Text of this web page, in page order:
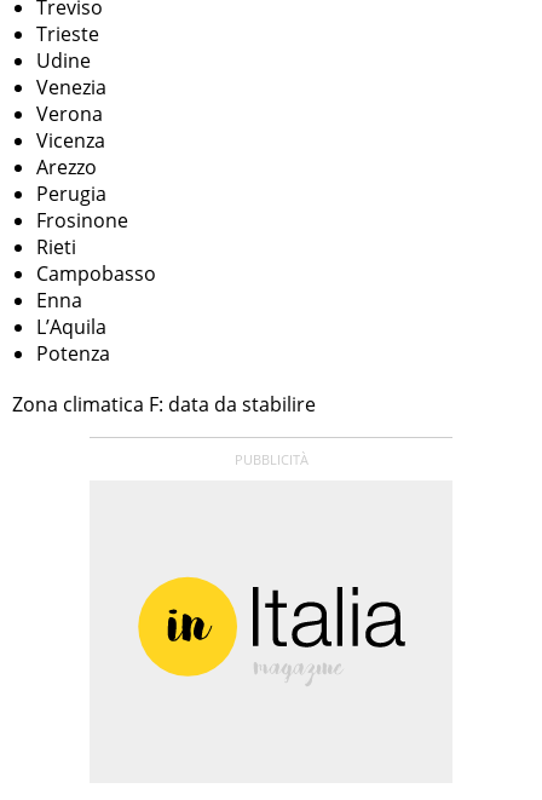
Treviso
Trieste
Udine
Venezia
Verona
Vicenza
Arezzo
Perugia
Frosinone
Rieti
Campobasso
Enna
L’Aquila
Potenza
Zona climatica F: data da stabilire